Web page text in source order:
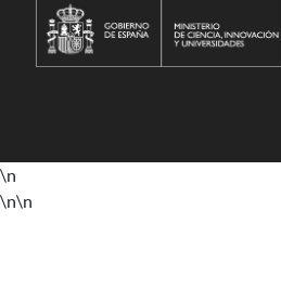
\n
\n\n